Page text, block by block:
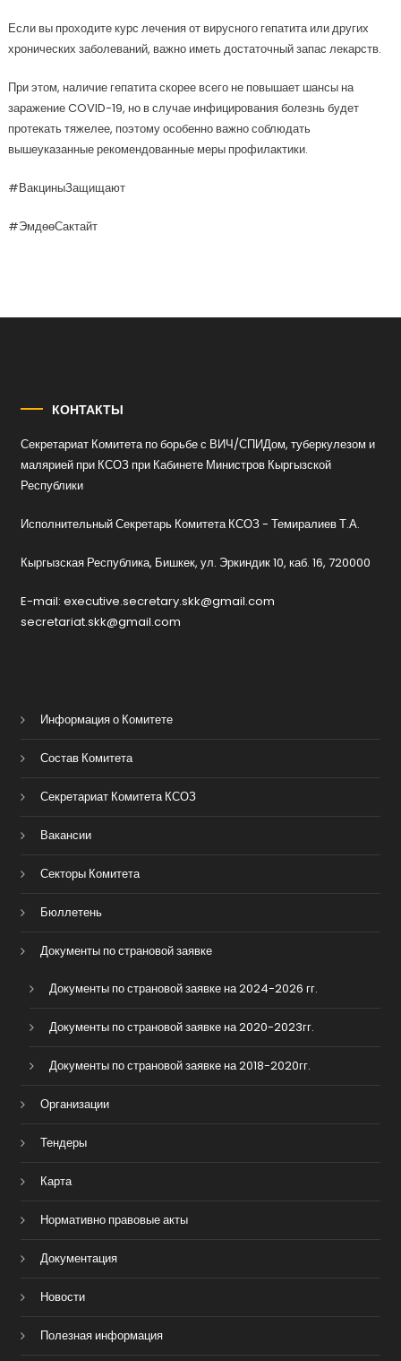
Если вы проходите курс лечения от вирусного гепатита или других
хронических заболеваний, важно иметь достаточный запас лекарств.
При этом, наличие гепатита скорее всего не повышает шансы на
заражение COVID-19, но в случае инфицирования болезнь будет
протекать тяжелее, поэтому особенно важно соблюдать
вышеуказанные рекомендованные меры профилактики.
#ВакциныЗащищают
#ЭмдөөСактайт
КОНТАКТЫ
Секретариат Комитета по борьбе с ВИЧ/СПИДом, туберкулезом и
малярией при КСОЗ при Кабинете Министров Кыргызской
Республики
Исполнительный Секретарь Комитета КСОЗ - Темиралиев Т.А.
Кыргызская Республика, Бишкек, ул. Эркиндик 10, каб. 16, 720000
E-mail: executive.secretary.skk@gmail.com
secretariat.skk@gmail.com
Информация о Комитете
Состав Комитета
Секретариат Комитета КСОЗ
Вакансии
Секторы Комитета
Бюллетень
Документы по страновой заявке
Документы по страновой заявке на 2024-2026 гг.
Документы по страновой заявке на 2020-2023гг.
Документы по страновой заявке на 2018-2020гг.
Организации
Тендеры
Карта
Нормативно правовые акты
Документация
Новости
Полезная информация